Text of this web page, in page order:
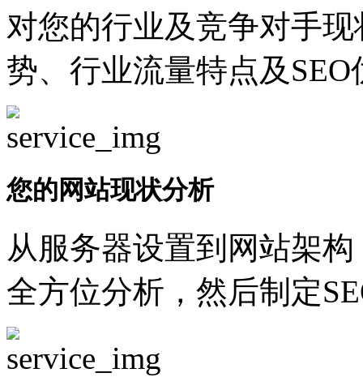
对您的行业及竞争对手
势、行业流量特点及
您的网站现状分析
从服务器设置到网站架
全方位分析，然后制定